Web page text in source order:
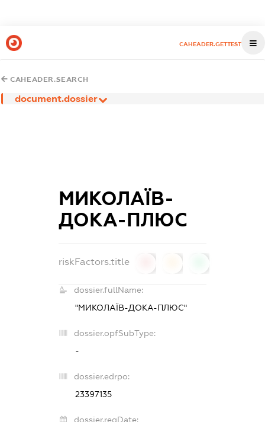
CAHEADER.GETTEST
CAHEADER.SEARCH
document.dossier
МИКОЛАЇВ-
ДОКА-ПЛЮС
riskFactors.title
dossier.fullName:
"МИКОЛАЇВ-ДОКА-ПЛЮС"
dossier.opfSubType:
-
dossier.edrpo:
23397135
dossier.regDate: